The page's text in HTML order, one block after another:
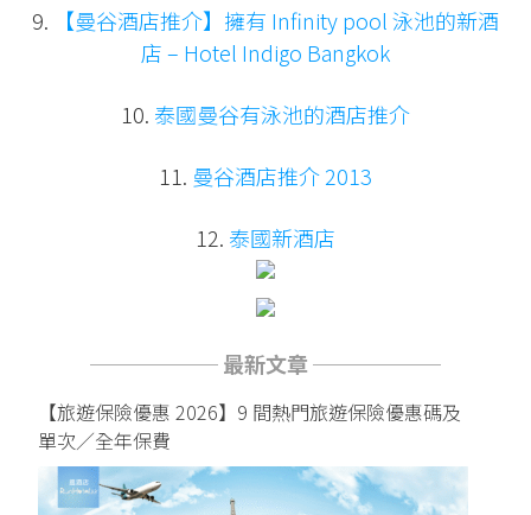
9.
【曼谷酒店推介】擁有 Infinity pool 泳池的新酒
店 – Hotel Indigo Bangkok
10. 泰國曼谷有泳池的酒店推介
11. 曼谷酒店推介 2013
12. 泰國新酒店
────── 最新文章 ──────
【旅遊保險優惠 2026】9 間熱門旅遊保險優惠碼及
單次／全年保費